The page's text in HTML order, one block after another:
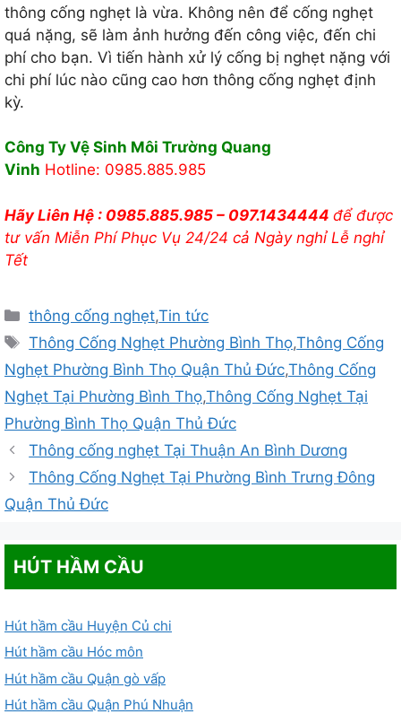
thông cống nghẹt là vừa. Không nên để cống nghẹt
quá nặng, sẽ làm ảnh hưởng đến công việc, đến chi
phí cho bạn. Vì tiến hành xử lý cống bị nghẹt nặng với
chi phí lúc nào cũng cao hơn thông cống nghẹt định
kỳ.
Công Ty Vệ Sinh Môi Trường Quang
Vinh Hotline: 0985.885.985
Hãy Liên Hệ : 0985.885.985 – 097.1434444 để được
tư vấn Miễn Phí Phục Vụ 24/24 cả Ngày nghỉ Lễ nghỉ
Tết
Danh
mục
thông cống nghẹt,Tin tức
Thẻ
Thông Cống Nghẹt Phường Bình Thọ,Thông Cống
Nghẹt Phường Bình Thọ Quận Thủ Đức,Thông Cống
Nghẹt Tại Phường Bình Thọ,Thông Cống Nghẹt Tại
Phường Bình Thọ Quận Thủ Đức
Thông cống nghẹt Tại Thuận An Bình Dương
Thông Cống Nghẹt Tại Phường Bình Trưng Đông
Quận Thủ Đức
HÚT HẦM CẦU
Hút hầm cầu Huyện Củ chi
Hút hầm cầu Hóc môn
Hút hầm cầu Quận gò vấp
Hút hầm cầu Quận Phú Nhuận